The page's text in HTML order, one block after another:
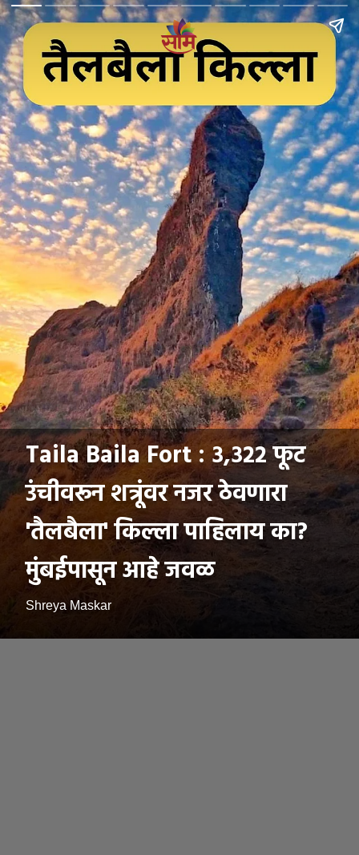
Taila Baila Fort : ३,३२२ फूट
उंचीवरून शत्रूंवर नजर ठेवणारा
'तैलबैला' किल्ला पाहिलाय का?
मुंबईपासून आहे जवळ
Shreya Maskar